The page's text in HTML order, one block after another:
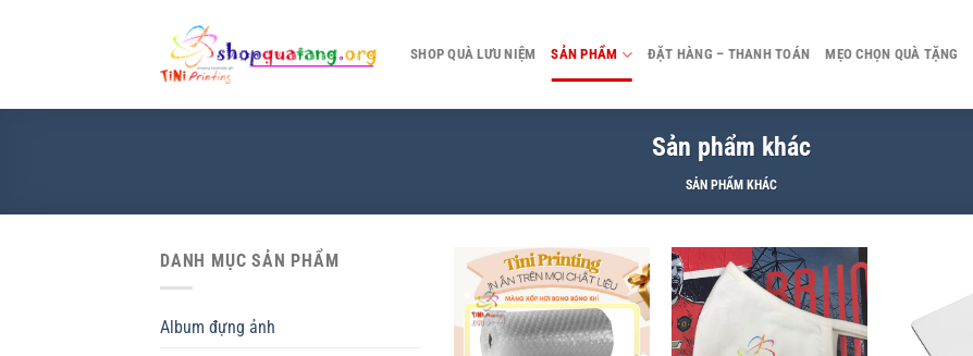
SHOP QUÀ LƯU NIỆM SẢN PHẨM ĐẶT HÀNG – THANH TOÁN MẸO CHỌN QUÀ TẶNG
Sản phẩm khác
SẢN PHẨM KHÁC
DANH MỤC SẢN PHẨM
Album đựng ảnh